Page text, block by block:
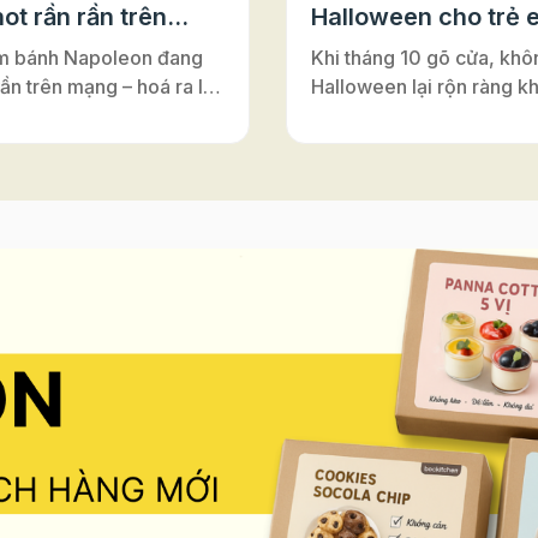
rần rần trên
bánh Napoleon đang
trên mạng – hoá ra lại
sao bánh có tên là
nhiều người thường
nghĩa là “ngàn lớp
Món bánh này được
cảm hứng từ vùng
gâteau napolitain –
kiểu Napoli”. Theo thời
Halloween cho trẻ
Khi tháng 10 gõ cửa,
Halloween lại rộn ràng
Anh cho tới những câu
cùng hóa thân, vui chơi
hoạt động Halloween
vừa an toàn, vừa dễ tổ
những buổi workshop
sẽ là gợi ý tuyệt vời.
mang lại niềm vui khi
sáng tạo, hoạt động làm
còn giúp trẻ rèn luyện
léo, khả năng tập trung
thần làm việc nhóm – tất
diễn ra trong không khí